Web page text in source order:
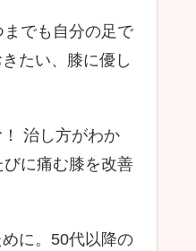
までも自分の足で
たい、膝に優し
治し方がわか
に痛む膝を改善
に。50代以降の